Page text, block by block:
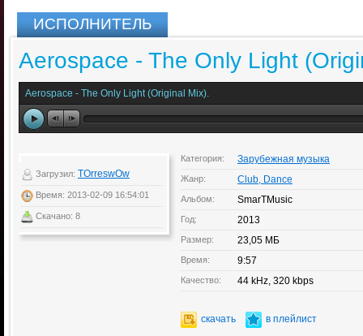
ИСПОЛНИТЕЛЬ
Aerospace - The Only Light
Aerospace - The Only Light (Original Mix).
Загрузил: TOrreswOw
Время: 2013-02-09 16:54:01
Скачано: 8
Категория: Зарубежная музыка
Жанр: Club, Dance
Альбом: SmarTMusic
Год: 2013
Размер: 23,05 МБ
Время: 9:57
Качество: 44 kHz, 320 kbps
скачать в плейлист